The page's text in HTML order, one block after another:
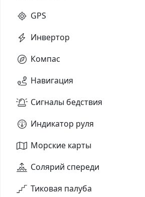
GPS
Инвертор
Компас
Навигация
Сигналы бедствия
Индикатор руля
Морские карты
Солярий спереди
Тиковая палуба